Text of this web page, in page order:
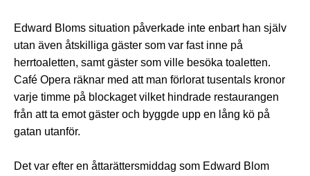
Edward Bloms situation påverkade inte enbart han själv
utan även åtskilliga gäster som var fast inne på
herrtoaletten, samt gäster som ville besöka toaletten.
Café Opera räknar med att man förlorat tusentals kronor
varje timme på blockaget vilket hindrade restaurangen
från att ta emot gäster och byggde upp en lång kö på
gatan utanför.
Det var efter en åttarättersmiddag som Edward Blom